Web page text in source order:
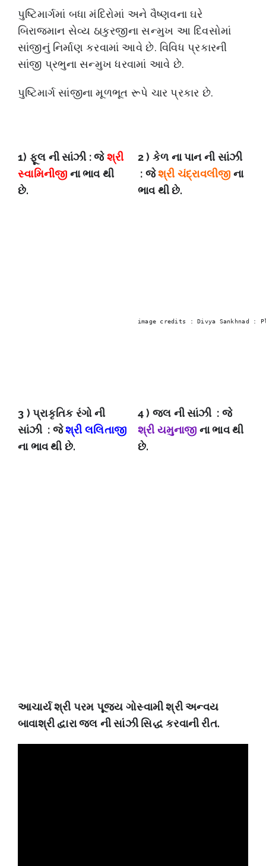
પુષ્ટિમાર્ગમાં બધા મંદિરોમાં અને વૈષ્ણવના ઘરે
બિરાજમાન સેવ્ય ઠાકુરજીના સન્મુખ આ દિવસોમાં
સાંજીનું નિર્માણ કરવામાં આવે છે. વિવિધ પ્રકારની
સાંજી પ્રભુના સન્મુખ ધરવામાં આવે છે.
પુષ્ટિમાર્ગ સાંજીના મૂળભૂત રૂપે ચાર પ્રકાર છે.
1) ફૂલ ની સાંઝી : જેશ્રી
સ્વામિનીજી ના ભાવ થી
છે.
2 ) કેળ ના પાન ની સાંઝી
: જેશ્રી ચંદ્રાવલીજી ના
ભાવ થી છે.
image credits : Divya Sankhnad :
3 ) પ્રાકૃતિક રંગો ની
સાંઝી : જેશ્રી લલિતાજી
ના ભાવ થી છે.
4 ) જલ ની સાંઝી : જે
શ્રી યમુનાજી ના ભાવ થી
છે.
આચાર્ય શ્રી પરમ પૂજ્ય ગોસ્વામી શ્રી અન્વય
બાવાશ્રી દ્વારા જલ ની સાંઝી સિદ્ધ કરવાની રીત.